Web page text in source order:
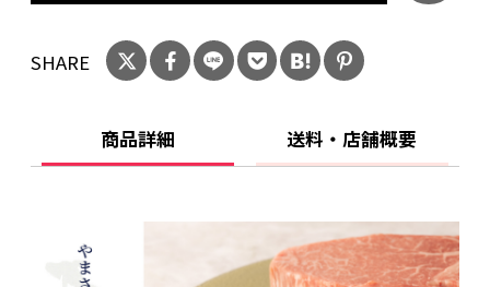
SHARE
商品詳細 送料・店舗概要